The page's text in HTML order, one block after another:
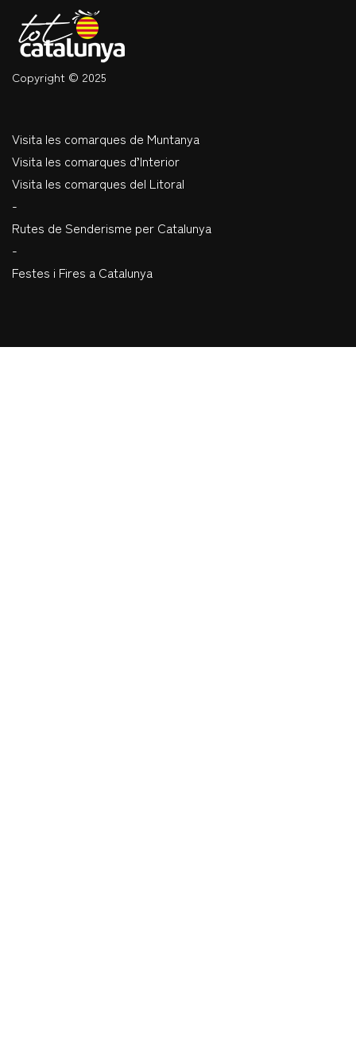
Copyright © 2025
Visita les comarques de Muntanya
Visita les comarques d’Interior
Visita les comarques del Litoral
-
Rutes de Senderisme per Catalunya
-
Festes i Fires a Catalunya